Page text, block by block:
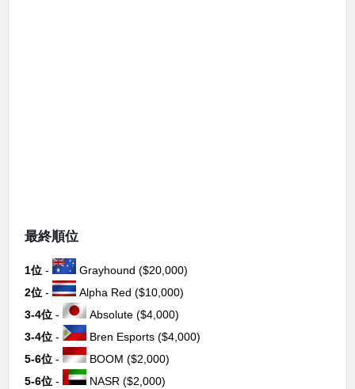
最終順位
1位 -
Grayhound ($20,000)
2位 -
Alpha Red ($10,000)
3-4位 -
Absolute ($4,000)
3-4位 -
Bren Esports ($4,000)
5-6位 -
BOOM ($2,000)
5-6位 -
NASR ($2,000)